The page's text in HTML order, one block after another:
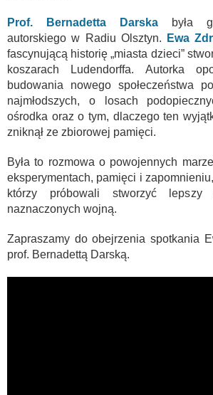
Prof. Bernadetta Darska była
autorskiego w Radiu Olsztyn.
Ewa
fascynującą historię „miasta dzieci”
koszarach Ludendorffa. Autorka
budowania nowego społeczeństwa
najmłodszych, o losach
ośrodka oraz o tym, dlaczego ten
zniknął ze zbiorowej pamięci.
Była to rozmowa o powojennych
eksperymentach, pamięci i
którzy próbowali stworzyć
naznaczonych wojną.
Zapraszamy do obejrzenia spotkania
prof. Bernadettą Darską.